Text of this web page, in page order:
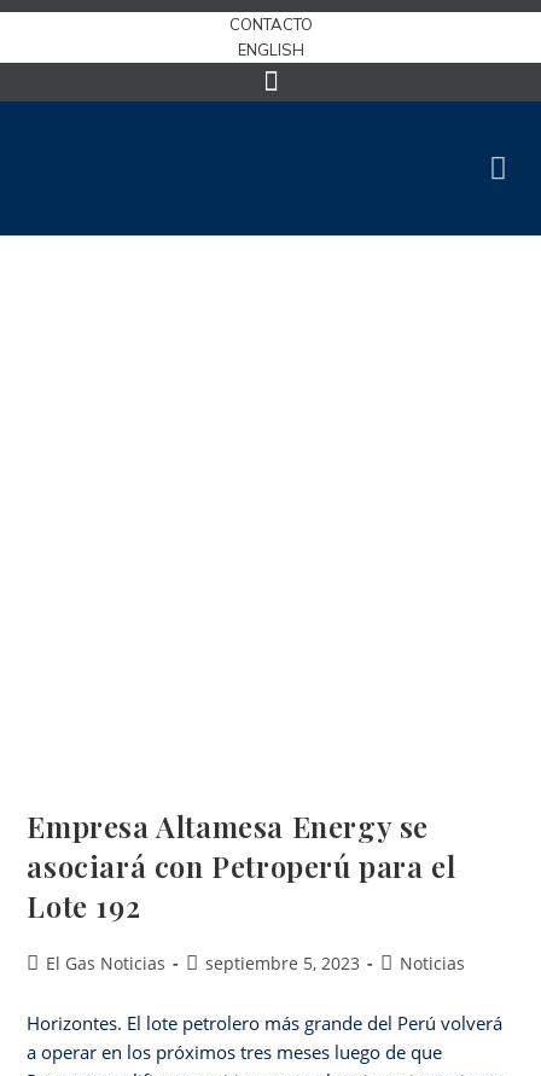
CONTACTO
ENGLISH
Empresa Altamesa Energy se
asociará con Petroperú para el
Lote 192
El Gas Noticias septiembre 5, 2023 Noticias
Horizontes. El lote petrolero más grande del Perú volverá
a operar en los próximos tres meses luego de que